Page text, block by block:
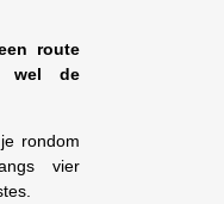
route
wel de
rondom
vier